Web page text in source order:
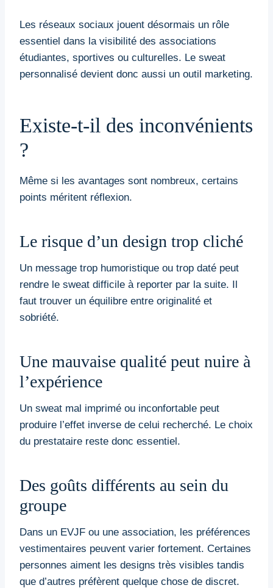
Les réseaux sociaux jouent désormais un rôle
essentiel dans la visibilité des associations
étudiantes, sportives ou culturelles. Le sweat
personnalisé devient donc aussi un outil marketing.
Existe-t-il des inconvénients
?
Même si les avantages sont nombreux, certains
points méritent réflexion.
Le risque d’un design trop cliché
Un message trop humoristique ou trop daté peut
rendre le sweat difficile à reporter par la suite. Il
faut trouver un équilibre entre originalité et
sobriété.
Une mauvaise qualité peut nuire à
l’expérience
Un sweat mal imprimé ou inconfortable peut
produire l’effet inverse de celui recherché. Le choix
du prestataire reste donc essentiel.
Des goûts différents au sein du
groupe
Dans un EVJF ou une association, les préférences
vestimentaires peuvent varier fortement. Certaines
personnes aiment les designs très visibles tandis
que d’autres préfèrent quelque chose de discret.